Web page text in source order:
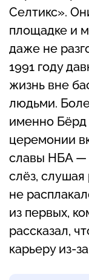
Селтикс».
площадке и
даже не
1991 году
жизнь вне
людьми.
именно
церемонии
славы НБА —
слёз, слушая
не
из первых,
рассказал,
карьеру из-